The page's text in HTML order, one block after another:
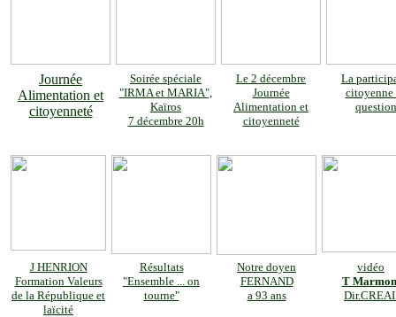
Journée
Alimentation et
citoyenneté
Soirée spéciale
"IRMA et MARIA",
Kaïros
7 décembre 20h
Le 2 décembre
Journée
Alimentation et
citoyenneté
La
citoyenne
question
J HENRION
Formation Valeurs
de la République et
laïcité
Résultats
"Ensemble ... on
tourne"
Notre doyen
FERNAND
a 93 ans
vidéo
T
Dir.